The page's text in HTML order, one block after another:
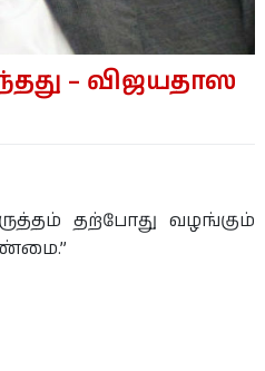
– விஜயதாஸ
தற்போது வழங்கும்